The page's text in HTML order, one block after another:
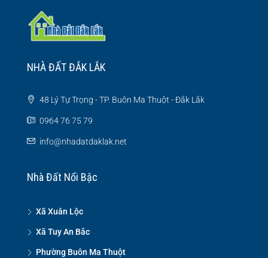
NHÀ ĐẤT ĐẮK LẮK
48 Lý Tự Trọng - TP. Buôn Ma Thuột - Đắk Lắk
0964 76 75 79
info@nhadatdaklak.net
Nhà Đất Nổi Bậc
Xã Xuân Lộc
Xã Tuy An Bắc
Phường Buôn Ma Thuột